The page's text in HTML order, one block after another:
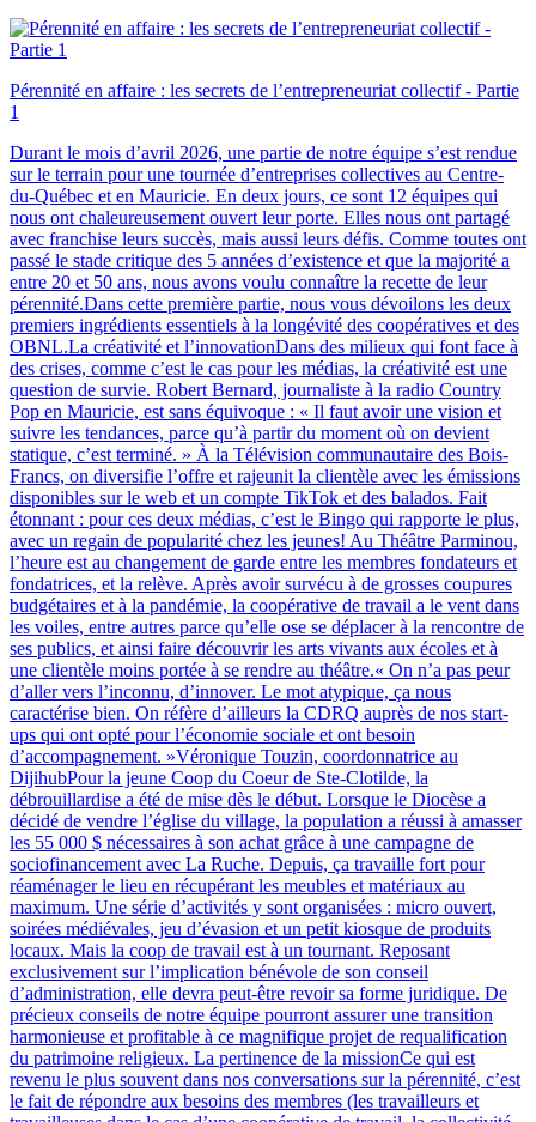
Pérennité en affaire : les secrets de l’entrepreneuriat collectif - Partie
1
Durant le mois d’avril 2026, une partie de notre équipe s’est rendue
sur le terrain pour une tournée d’entreprises collectives au Centre-
du-Québec et en Mauricie. En deux jours, ce sont 12 équipes qui
nous ont chaleureusement ouvert leur porte. Elles nous ont partagé
avec franchise leurs succès, mais aussi leurs défis. Comme toutes ont
passé le stade critique des 5 années d’existence et que la majorité a
entre 20 et 50 ans, nous avons voulu connaître la recette de leur
pérennité.Dans cette première partie, nous vous dévoilons les deux
premiers ingrédients essentiels à la longévité des coopératives et des
OBNL.La créativité et l’innovationDans des milieux qui font face à
des crises, comme c’est le cas pour les médias, la créativité est une
question de survie. Robert Bernard, journaliste à la radio Country
Pop en Mauricie, est sans équivoque : « Il faut avoir une vision et
suivre les tendances, parce qu’à partir du moment où on devient
statique, c’est terminé. » À la Télévision communautaire des Bois-
Francs, on diversifie l’offre et rajeunit la clientèle avec les émissions
disponibles sur le web et un compte TikTok et des balados. Fait
étonnant : pour ces deux médias, c’est le Bingo qui rapporte le plus,
avec un regain de popularité chez les jeunes! Au Théâtre Parminou,
l’heure est au changement de garde entre les membres fondateurs et
fondatrices, et la relève. Après avoir survécu à de grosses coupures
budgétaires et à la pandémie, la coopérative de travail a le vent dans
les voiles, entre autres parce qu’elle ose se déplacer à la rencontre de
ses publics, et ainsi faire découvrir les arts vivants aux écoles et à
une clientèle moins portée à se rendre au théâtre.« On n’a pas peur
d’aller vers l’inconnu, d’innover. Le mot atypique, ça nous
caractérise bien. On réfère d’ailleurs la CDRQ auprès de nos start-
ups qui ont opté pour l’économie sociale et ont besoin
d’accompagnement. »Véronique Touzin, coordonnatrice au
DijihubPour la jeune Coop du Coeur de Ste-Clotilde, la
débrouillardise a été de mise dès le début. Lorsque le Diocèse a
décidé de vendre l’église du village, la population a réussi à amasser
les 55 000 $ nécessaires à son achat grâce à une campagne de
sociofinancement avec La Ruche. Depuis, ça travaille fort pour
réaménager le lieu en récupérant les meubles et matériaux au
maximum. Une série d’activités y sont organisées : micro ouvert,
soirées médiévales, jeu d’évasion et un petit kiosque de produits
locaux. Mais la coop de travail est à un tournant. Reposant
exclusivement sur l’implication bénévole de son conseil
d’administration, elle devra peut-être revoir sa forme juridique. De
précieux conseils de notre équipe pourront assurer une transition
harmonieuse et profitable à ce magnifique projet de requalification
du patrimoine religieux. La pertinence de la missionCe qui est
revenu le plus souvent dans nos conversations sur la pérennité, c’est
le fait de répondre aux besoins des membres (les travailleurs et